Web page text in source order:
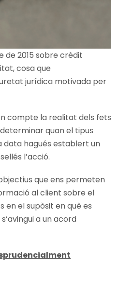
de 2015 sobre crèdit
cosa que
jurídica motivada per
compte la realitat dels fets
quan el tipus
data hagués establert un
l’acció.
que ens permeten
al client sobre el
en el supòsit en què es
a un acord